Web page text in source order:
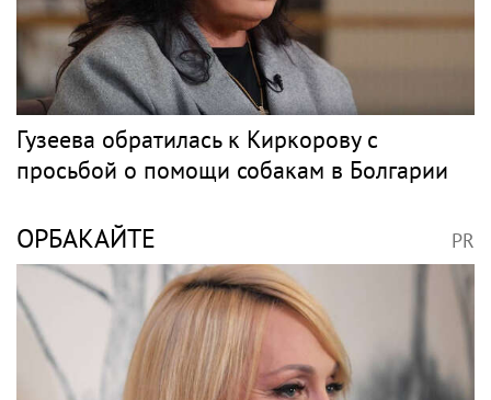
Гузеева обратилась к Киркорову с
просьбой о помощи собакам в Болгарии
ОРБАКАЙТЕ PR